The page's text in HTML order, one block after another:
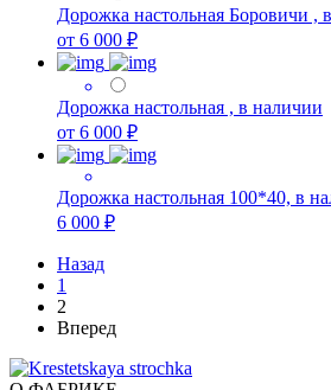
Дорожка настольная Боровичи ,
от 6 000 ₽
Дорожка настольная , в наличии
от 6 000 ₽
Дорожка настольная 100*40, в
6 000 ₽
Назад
1
2
Вперед